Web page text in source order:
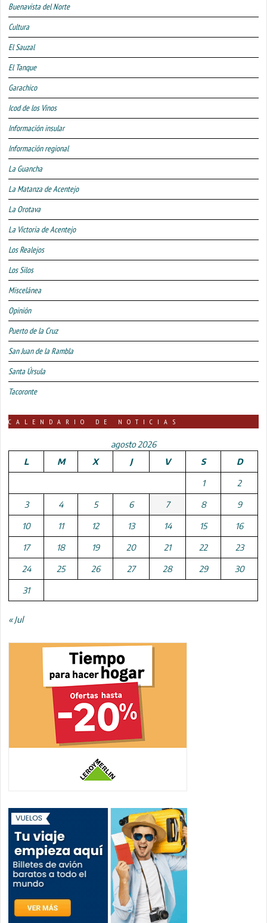
Buenavista del Norte
Cultura
El Sauzal
El Tanque
Garachico
Icod de los Vinos
Información insular
Información regional
La Guancha
La Matanza de Acentejo
La Orotava
La Victoria de Acentejo
Los Realejos
Los Silos
Miscelánea
Opinión
Puerto de la Cruz
San Juan de la Rambla
Santa Úrsula
Tacoronte
CALENDARIO DE NOTICIAS
agosto 2026
L
M X J V S D
1 2
3 4 5 6 7 8 9
10 11 12 13 14 15 16
17 18 19 20 21 22 23
24 25 26 27 28 29 30
31
« Jul